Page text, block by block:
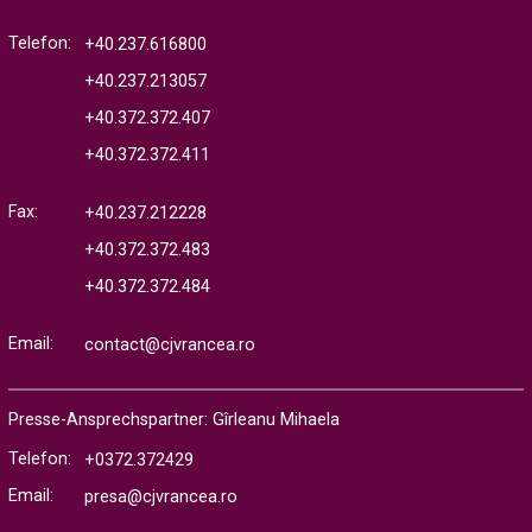
Telefon:
+40.237.616800
+40.237.213057
+40.372.372.407
+40.372.372.411
Fax:
+40.237.212228
+40.372.372.483
+40.372.372.484
Email: contact@cjvrancea.ro
Presse-Ansprechspartner: Gîrleanu Mihaela
Telefon:
+0372.372429
Email:
presa@cjvrancea.ro